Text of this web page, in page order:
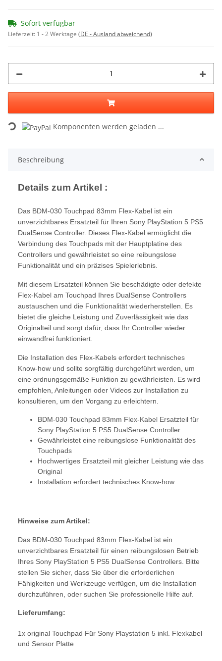
Sofort verfügbar
Lieferzeit: 1 - 2 Werktage (DE - Ausland abweichend)
Loading... Komponenten werden geladen ...
Beschreibung
Details zum Artikel :
Das BDM-030 Touchpad 83mm Flex-Kabel ist ein
unverzichtbares Ersatzteil für Ihren Sony PlayStation 5 PS5
DualSense Controller. Dieses Flex-Kabel ermöglicht die
Verbindung des Touchpads mit der Hauptplatine des
Controllers und gewährleistet so eine reibungslose
Funktionalität und ein präzises Spielerlebnis.
Mit diesem Ersatzteil können Sie beschädigte oder defekte
Flex-Kabel am Touchpad Ihres DualSense Controllers
austauschen und die Funktionalität wiederherstellen. Es
bietet die gleiche Leistung und Zuverlässigkeit wie das
Originalteil und sorgt dafür, dass Ihr Controller wieder
einwandfrei funktioniert.
Die Installation des Flex-Kabels erfordert technisches
Know-how und sollte sorgfältig durchgeführt werden, um
eine ordnungsgemäße Funktion zu gewährleisten. Es wird
empfohlen, Anleitungen oder Videos zur Installation zu
konsultieren, um den Vorgang zu erleichtern.
BDM-030 Touchpad 83mm Flex-Kabel Ersatzteil für
Sony PlayStation 5 PS5 DualSense Controller
Gewährleistet eine reibungslose Funktionalität des
Touchpads
Hochwertiges Ersatzteil mit gleicher Leistung wie das
Original
Installation erfordert technisches Know-how
Hinweise zum Artikel:
Das BDM-030 Touchpad 83mm Flex-Kabel ist ein
unverzichtbares Ersatzteil für einen reibungslosen Betrieb
Ihres Sony PlayStation 5 PS5 DualSense Controllers. Bitte
stellen Sie sicher, dass Sie über die erforderlichen
Fähigkeiten und Werkzeuge verfügen, um die Installation
durchzuführen, oder suchen Sie professionelle Hilfe auf.
Lieferumfang:
1x original Touchpad Für Sony Playstation 5 inkl. Flexkabel
und Sensor Platte